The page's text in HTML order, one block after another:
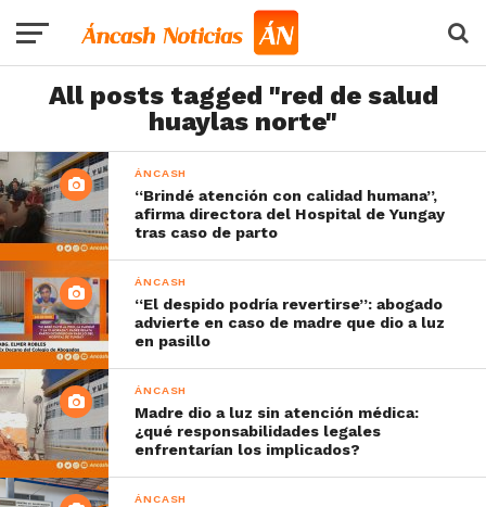
All posts tagged "red de salud
huaylas norte"
ÁNCASH
“Brindé atención con calidad humana”,
afirma directora del Hospital de Yungay
tras caso de parto
ÁNCASH
“El despido podría revertirse”: abogado
advierte en caso de madre que dio a luz
en pasillo
ÁNCASH
Madre dio a luz sin atención médica:
¿qué responsabilidades legales
enfrentarían los implicados?
ÁNCASH